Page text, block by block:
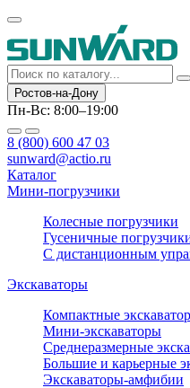
Ростов-на-Дону
Пн-Вс: 8:00–19:00
8 (800) 600 47 03
sunward@actio.ru
Каталог
Мини-погрузчики
Колесные погрузчики
Гусеничные
С дистанционным
Экскаваторы
Компактные
Мини-экскаваторы
Среднеразмерные
Большие и карьерные
Экскаваторы-амфибии